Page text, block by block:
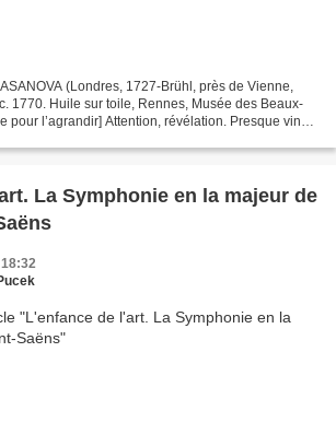
(Londres, 1727-Brühl, près de Vienne,
1770. Huile sur toile, Rennes, Musée des Beaux-
pour l’agrandir] Attention, révélation. Presque vingt
La Symphonie en la majeur de